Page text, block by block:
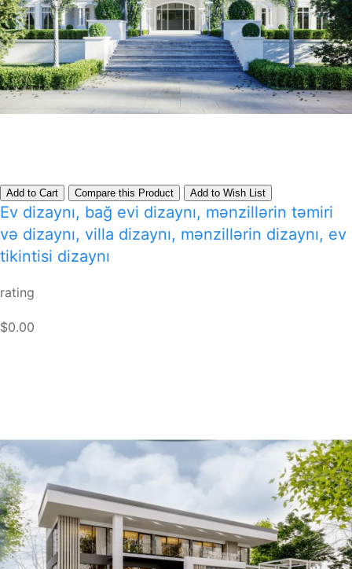
Add to Cart Compare this Product Add to Wish List
Ev dizaynı, bağ evi dizaynı, mənzillərin təmiri
və dizaynı, villa dizaynı, mənzillərin dizaynı, ev
tikintisi dizaynı
rating
$0.00